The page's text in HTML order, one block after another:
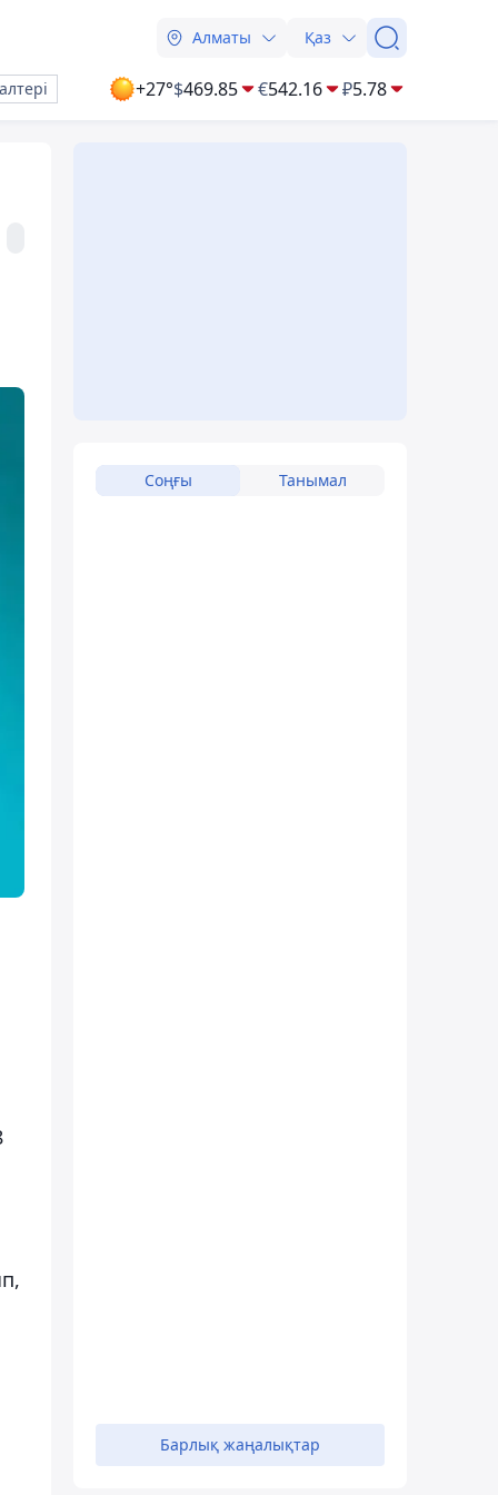
Алматы Қаз
+27°$469.85 €542.16 ₽5.78
Соңғы Танымал
Барлық жаңалықтар